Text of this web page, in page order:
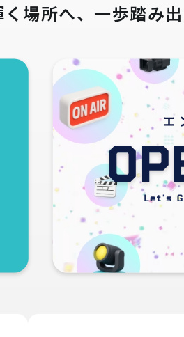
場所へ、 一歩踏み出